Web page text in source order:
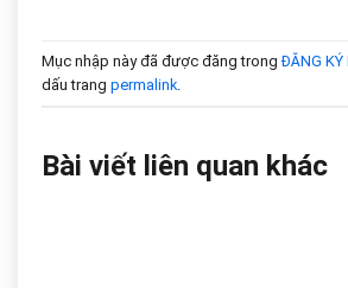
Mục nhập này đã được đăng trongĐĂNG KÝ
dấu trang permalink
Bài viết liên quan khác